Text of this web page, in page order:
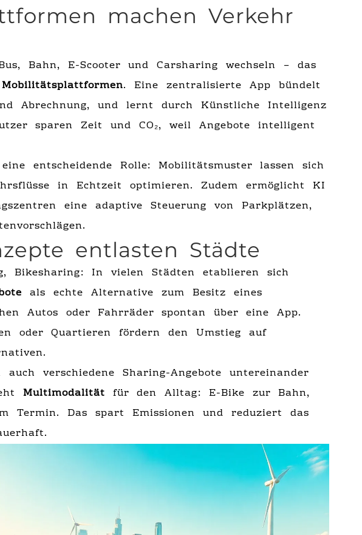
machen Verkehr
Bahn, E-Scooter und Carsharing wechseln – das
. Eine zentralisierte App bündelt
Abrechnung, und lernt durch Künstliche Intelligenz
sparen Zeit und CO₂, weil Angebote intelligent
entscheidende Rolle: Mobilitätsmuster lassen sich
in Echtzeit optimieren. Zudem ermöglicht KI
eine adaptive Steuerung von Parkplätzen,
entlasten Städte
Bikesharing: In vielen Städten etablieren sich
als echte Alternative zum Besitz eines
Autos oder Fahrräder spontan über eine App.
oder Quartieren fördern den Umstieg auf
verschiedene Sharing-Angebote untereinander
Multimodalität für den Alltag: E-Bike zur Bahn,
Termin. Das spart Emissionen und reduziert das